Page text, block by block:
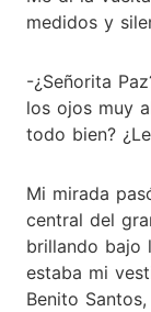
medidos y
-¿Señorita
los ojos muy
todo bien?
Mi mirada
central del
brillando bajo
estaba mi
Benito